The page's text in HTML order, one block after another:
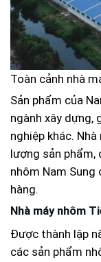
Toàn cảnh nhà
Sản phẩm của
ngành xây dựng,
nghiệp khác.
lượng sản phẩm,
nhôm Nam
hàng.
Nhà máy nhôm
Được thành lập
các sản phẩm